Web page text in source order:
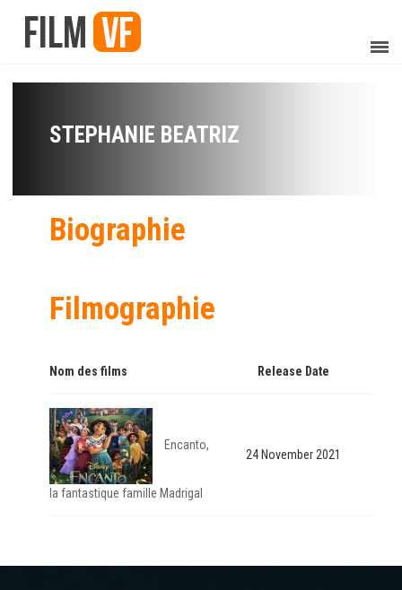
STEPHANIE BEATRIZ
Biographie
Filmographie
Nom des films Release Date
Encanto,
la fantastique famille Madrigal
24 November 2021